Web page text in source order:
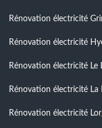
Rénovation électricité
Rénovation électricité
Rénovation électricité Le
Rénovation électricité La
Rénovation électricité